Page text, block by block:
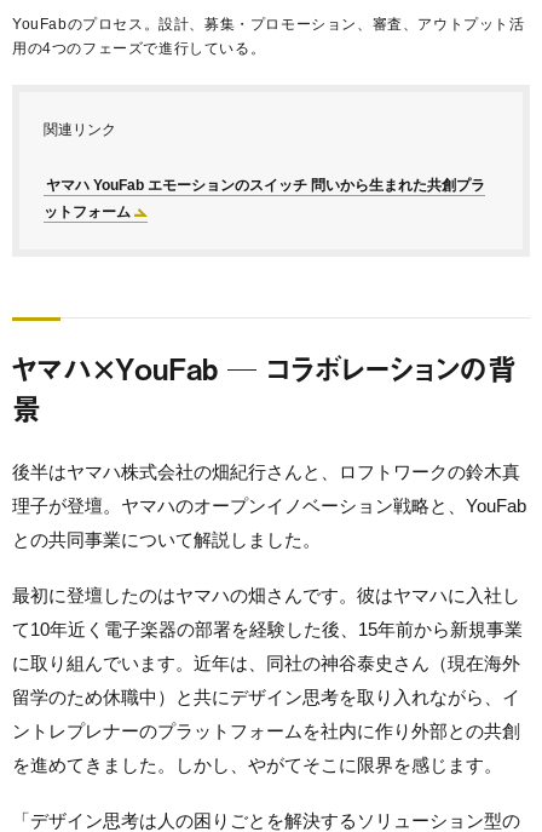
YouFabのプロセス。設計、募集・プロモーション、審査、アウトプット活
用の4つのフェーズで進行している。
関連リンク
ヤマハ YouFab エモーションのスイッチ 問いから生まれた共創プラ
ットフォーム
ヤマハ×YouFab ─ コラボレーションの背
景
後半はヤマハ株式会社の畑紀行さんと、ロフトワークの鈴木真
理子が登壇。ヤマハのオープンイノベーション戦略と、YouFab
との共同事業について解説しました。
最初に登壇したのはヤマハの畑さんです。彼はヤマハに入社し
て10年近く電子楽器の部署を経験した後、15年前から新規事業
に取り組んでいます。近年は、同社の神谷泰史さん（現在海外
留学のため休職中）と共にデザイン思考を取り入れながら、イ
ントレプレナーのプラットフォームを社内に作り外部との共創
を進めてきました。しかし、やがてそこに限界を感じます。
「デザイン思考は人の困りごとを解決するソリューション型の